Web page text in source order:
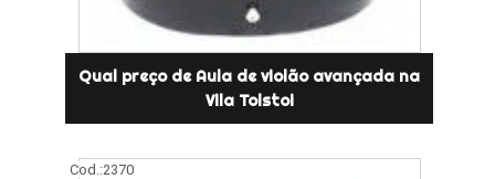
Qual preço de Aula de violão avançada na
Vila Tolstoi
Cod.:2370